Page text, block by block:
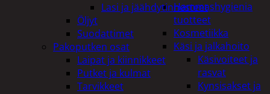
Hammashygienia
tuotteet
Kosmetiikka
Käsi ja jalkahoito
Käsivoiteet ja
rasvat
Kynsisakset ja
Lasi ja jäähdytinnesteet
Öljyt
Suodattimet
Pakoputken osat
Laipat ja kiinnikkeet
Putket ja kulmat
Tarvikkeet